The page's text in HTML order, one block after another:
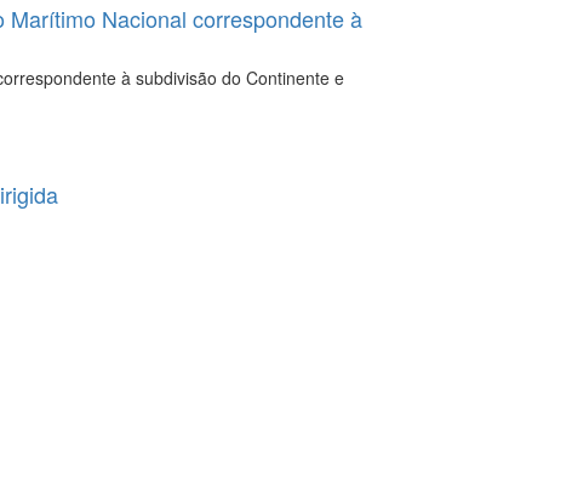
Nacional correspondente à
à subdivisão do Continente e